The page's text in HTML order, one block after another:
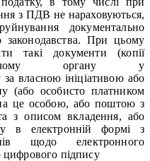
з ПДВ не нараховуються,
документально
законодавства. При цьому
такі документи (копії
органу у
власною ініціативою або
(або особисто платником
це особою, або поштою з
з описом вкладення, або
в електронній формі з
щодо електронного
цифрового підпису